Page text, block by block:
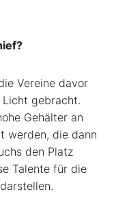
Vereine davor
Licht gebracht.
Gehälter an
werden, die dann
den Platz
Talente für die